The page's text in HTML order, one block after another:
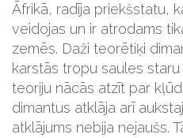
Āfrikā, radīja priekšstatu,
veidojas un ir atrodams
zemēs. Daži teorētiķi
karstās tropu saules
teoriju nācās atzīt par
dimantus atklāja arī
atklājums nebija nejaušs.